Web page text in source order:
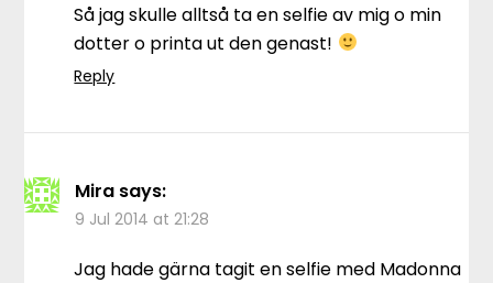
Så jag skulle alltså ta en selfie av mig o min
dotter o printa ut den genast!
Reply
Mira says:
9 Jul 2014 at 21:28
Jag hade gärna tagit en selfie med Madonna